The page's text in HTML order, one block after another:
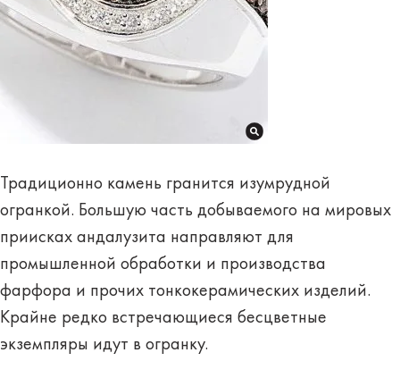
Традиционно камень гранится изумрудной
огранкой. Большую часть добываемого на мировых
приисках андалузита направляют для
промышленной обработки и производства
фарфора и прочих тонкокерамических изделий.
Крайне редко встречающиеся бесцветные
экземпляры идут в огранку.